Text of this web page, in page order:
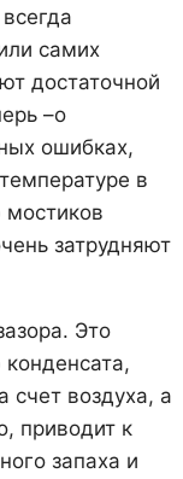
самих
достаточной
–о
ошибках,
в
затрудняют
Это
счет воздуха, а
приводит к
запаха и